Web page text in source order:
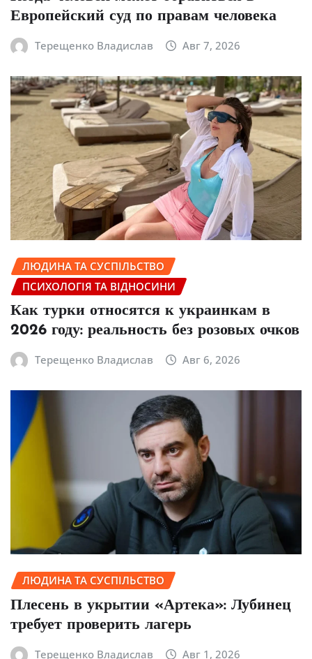
Европейский суд по правам человека
Терещенко Владислав Авг 7, 2026
ЛЮДИНА ТА СУСПІЛЬСТВО
ПСИХОЛОГІЯ ТА ВІДНОСИНИ
Как турки относятся к украинкам в
2026 году: реальность без розовых очков
Терещенко Владислав Авг 6, 2026
ЛЮДИНА ТА СУСПІЛЬСТВО
Плесень в укрытии «Артека»: Лубинец
требует проверить лагерь
Терещенко Владислав Авг 1, 2026